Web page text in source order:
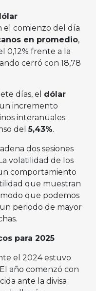
el comienzo del día
en promedio,
0,12% frente a la
cerró con 18,78
días, el dólar
incremento
interanuales
del5,43%.
dos sesiones
volatilidad de los
comportamiento
que muestran
que podemos
periodo de mayor
para 2025
el 2024 estuvo
año comenzó con
ante la divisa